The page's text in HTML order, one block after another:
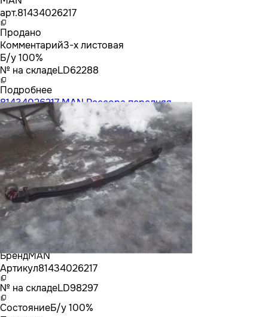
арт.81434026217
Продано
Комментарий3-х листовая
Б/у 100%
№ на складеLD62288
Подробнее
81434026217 MAN Рессора передняя
БрендMAN
Артикул81434026217
№ на складеLD98297
СостояниеБ/у 100%